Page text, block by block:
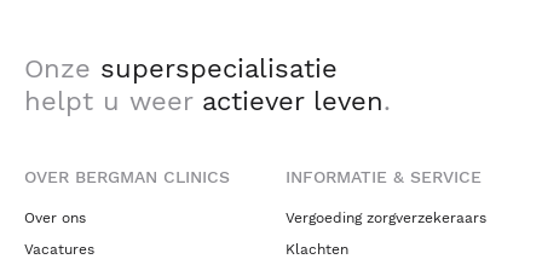
Onze superspecialisatie
helpt u weer actiever leven.
OVER BERGMAN CLINICS
Over ons
Vacatures
INFORMATIE & SERVICE
Vergoeding zorgverzekeraars
Klachten